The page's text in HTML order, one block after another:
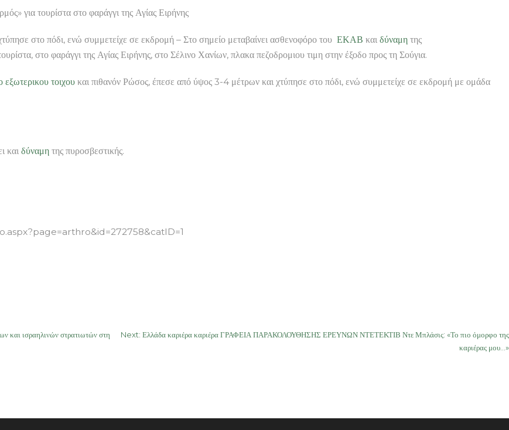
τουρίστα στο φαράγγι της Αγίας Ειρήνης
στο πόδι, ενώ συμμετείχε σε εκδρομή – Στο σημείο μεταβαίνει ασθενοφόρο του ΕΚΑΒ και δύναμη της
στο φαράγγι της Αγίας Ειρήνης, στο Σέλινο Χανίων, πλακα πεζοδρομιου τιμη στην έξοδο προς τη Σούγια.
εξωτερικου τοιχου και πιθανόν Ρώσος, έπεσε από ύψος 3-4 μέτρων και χτύπησε στο πόδι, ενώ συμμετείχε σε εκδρομή με ομάδα
και δύναμη της πυροσβεστικής.
ισραηλινών στρατιωτών στη
Next: Ελλάδα καριέρα καριέρα ΓΡΑΦΕΙΑ ΠΑΡΑΚΟΛΟΥΘΗΣΗΣ ΕΡΕΥΝΩΝ ΝΤΕΤΕΚΤΙΒ Ντε Μπλάσις: «Το πιο όμορφο της
καριέρας μου…»